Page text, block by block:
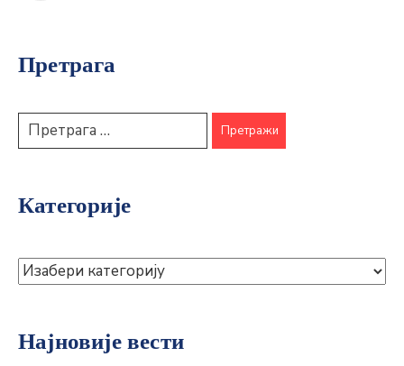
Претрага
Категорије
Најновије вести